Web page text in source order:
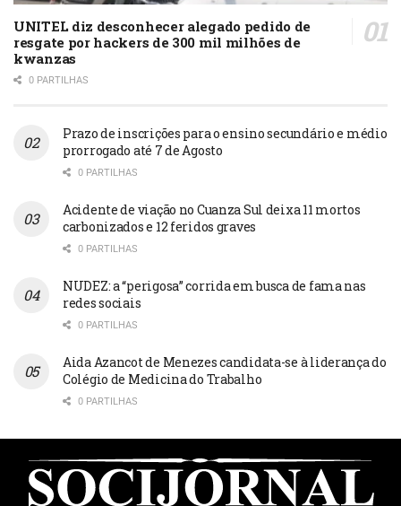
UNITEL diz desconhecer alegado pedido de
resgate por hackers de 300 mil milhões de
kwanzas
0 PARTILHAS
Prazo de inscrições para o ensino secundário e médio
prorrogado até 7 de Agosto
0 PARTILHAS
Acidente de viação no Cuanza Sul deixa 11 mortos
carbonizados e 12 feridos graves
0 PARTILHAS
NUDEZ: a “perigosa” corrida em busca de fama nas
redes sociais
0 PARTILHAS
Aida Azancot de Menezes candidata-se à liderança do
Colégio de Medicina do Trabalho
0 PARTILHAS